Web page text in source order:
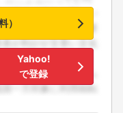
）
Yahoo!
で登録